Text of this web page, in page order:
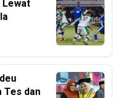
Lewat
Tes dan